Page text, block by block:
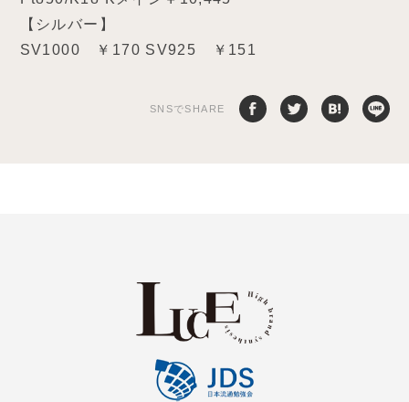
【シルバー】
SV1000 ￥170 SV925 ￥151
SNSでSHARE